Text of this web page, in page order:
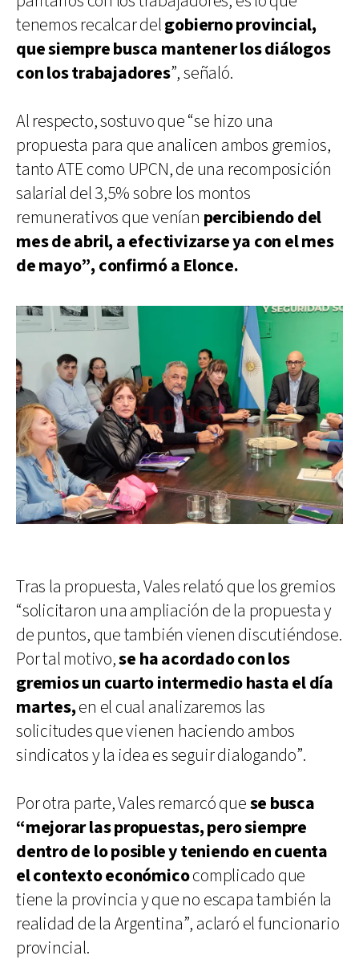
tenemos recalcar delgobierno provincial,
que siempre busca mantener los diálogos
con los trabajadores”, señaló.
Al respecto, sostuvo que “se hizo una
propuesta para que analicen ambos gremios,
tanto ATE como UPCN, de una recomposición
salarial del 3,5% sobre los montos
remunerativos que venían percibiendo del
mes de abril, a efectivizarse ya con el mes
de mayo”, confirmó a Elonce.
Tras la propuesta, Vales relató que los gremios
“solicitaron una ampliación de la propuesta y
de puntos, que también vienen discutiéndose.
Por tal motivo,se ha acordado con los
gremios un cuarto intermedio hasta el día
martes,en el cual analizaremos las
solicitudes que vienen haciendo ambos
sindicatos y la idea es seguir dialogando”.
Por otra parte, Vales remarcó quese busca
“mejorar las propuestas, pero siempre
dentro de lo posible y teniendo en cuenta
el contexto económicocomplicado que
tiene la provincia y que no escapa también la
realidad de la Argentina”, aclaró el funcionario
provincial.